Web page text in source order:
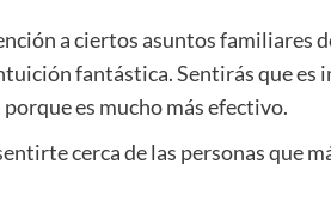
a ciertos asuntos familiares
fantástica. Sentirás que es
es mucho más efectivo.
cerca de las personas que